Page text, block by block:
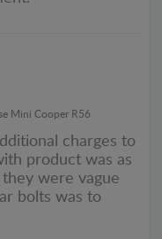
Mini Cooper R56
charges to
product was as
were vague
bolts was to